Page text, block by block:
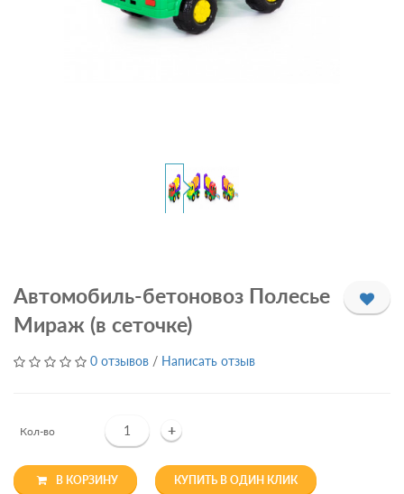
Автомобиль-бетоновоз Полесье
Мираж (в сеточке)
0 отзывов / Написать отзыв
Кол-во +
В КОРЗИНУ КУПИТЬ В ОДИН КЛИК